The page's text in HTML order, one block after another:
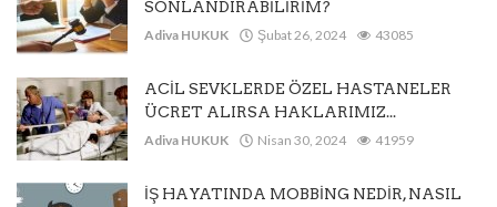
SONLANDIRABİLİRİM?
Adiva HUKUK Şubat 26, 2024 43085
ACİL SEVKLERDE ÖZEL HASTANELER
ÜCRET ALIRSA HAKLARIMIZ...
Adiva HUKUK Nisan 30, 2024 41959
İŞ HAYATINDA MOBBİNG NEDİR, NASIL